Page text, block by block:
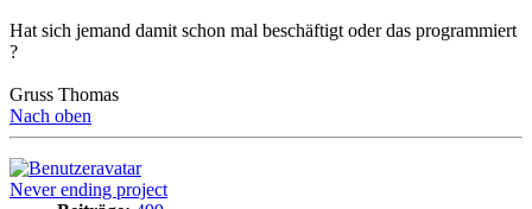
Hat sich jemand damit schon mal beschäftigt oder das programmiert
?
Gruss Thomas
Nach oben
Never ending project